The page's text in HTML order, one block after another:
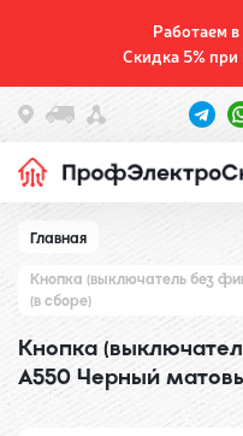
Работаем
Скидка 5%
Главная
Кнопка (выключатель без
(в сборе)
Кнопка
A550 Черный